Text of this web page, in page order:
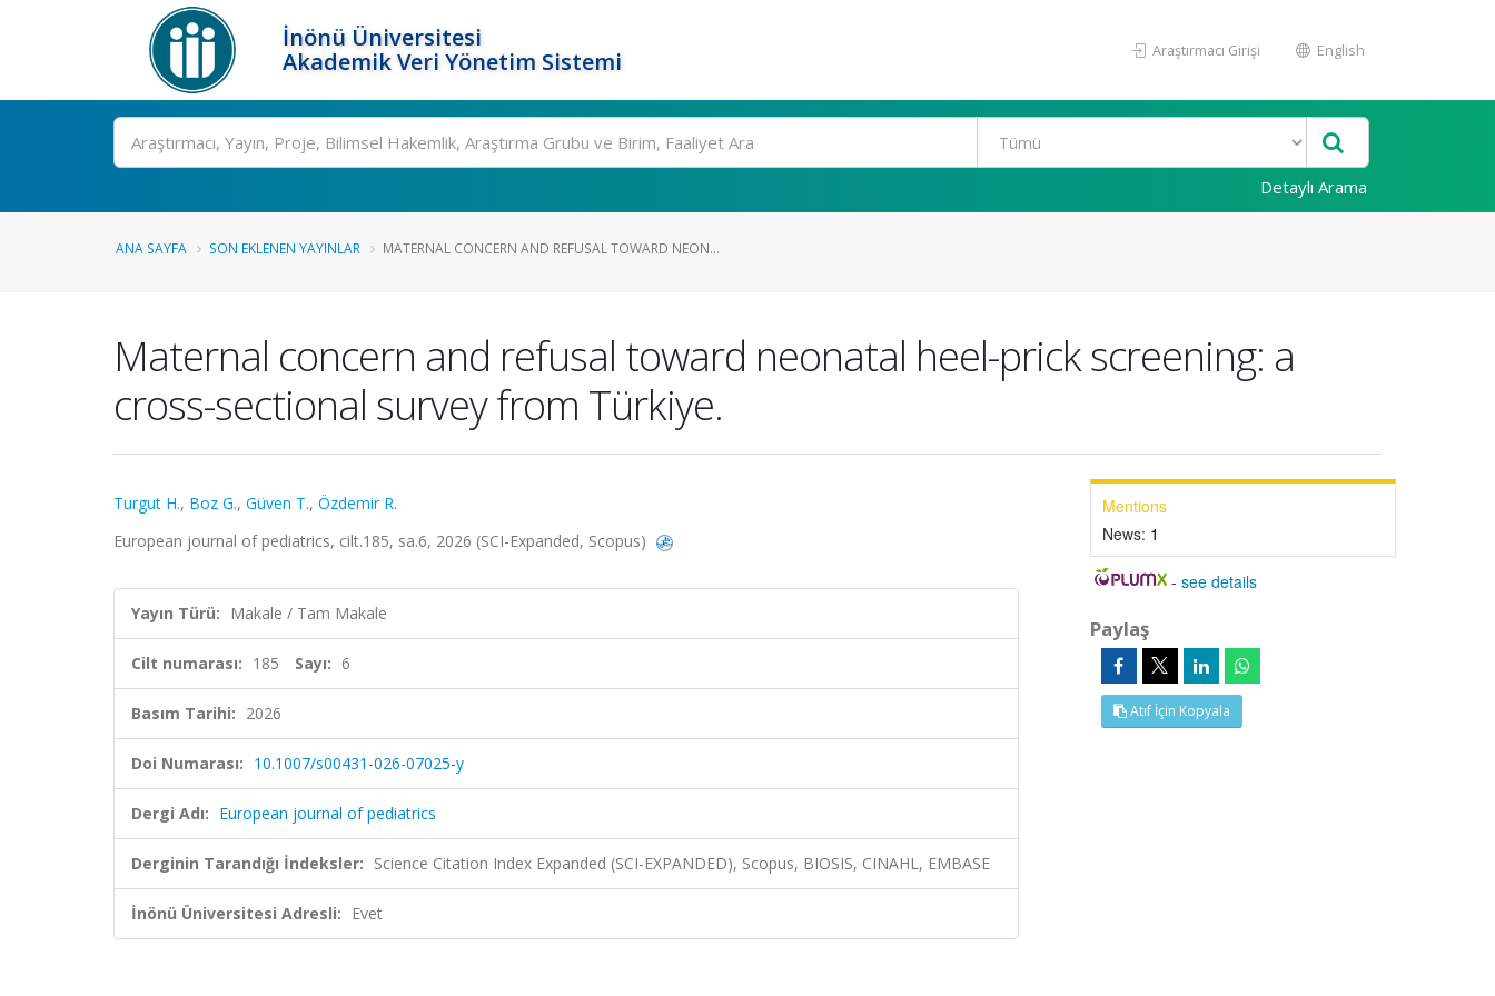
İnönü Üniversitesi
Akademik Veri Yönetim Sistemi
Araştırmacı Girişi English
Ara
Detaylı Arama
ANA SAYFA SON EKLENEN YAYINLAR MATERNAL CONCERN AND REFUSAL TOWARD NEON...
Maternal concern and refusal toward neonatal heel-prick screening: a
cross-sectional survey from Türkiye.
Turgut H., Boz G., Güven T., Özdemir R.
European journal of pediatrics, cilt.185, sa.6, 2026 (SCI-Expanded, Scopus)
Yayın Türü: Makale / Tam Makale
Cilt numarası: 185 Sayı: 6
Basım Tarihi: 2026
Doi Numarası: 10.1007/s00431-026-07025-y
Dergi Adı: European journal of pediatrics
Derginin Tarandığı İndeksler: Science Citation Index Expanded (SCI-EXPANDED), Scopus, BIOSIS, CINAHL, EMBASE
İnönü Üniversitesi Adresli: Evet
Mentions
News: 1
-see details
Paylaş
Atıf İçin Kopyala